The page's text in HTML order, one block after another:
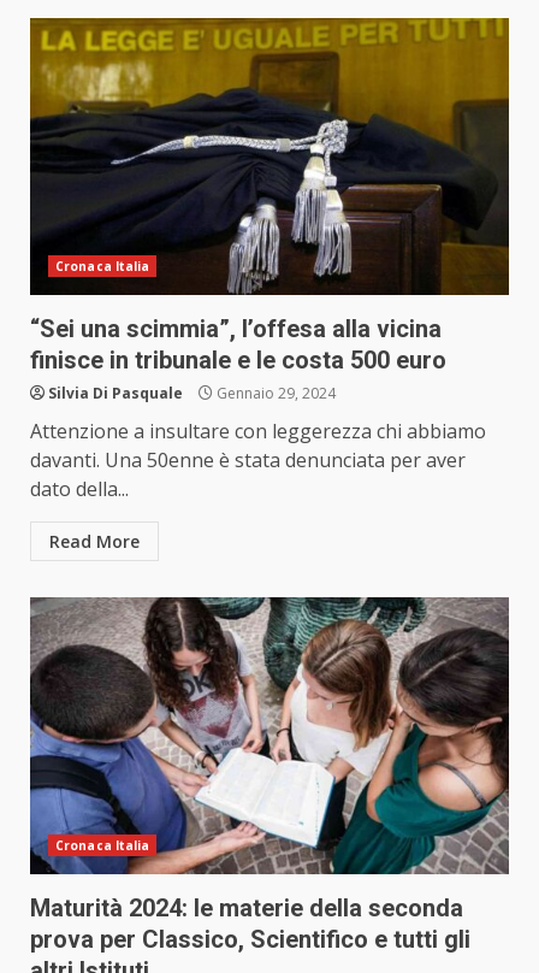
Cronaca Italia
“Sei una scimmia”, l’offesa alla vicina
finisce in tribunale e le costa 500 euro
Silvia Di Pasquale Gennaio 29, 2024
Attenzione a insultare con leggerezza chi abbiamo
davanti. Una 50enne è stata denunciata per aver
dato della...
Read More
Cronaca Italia
Maturità 2024: le materie della seconda
prova per Classico, Scientifico e tutti gli